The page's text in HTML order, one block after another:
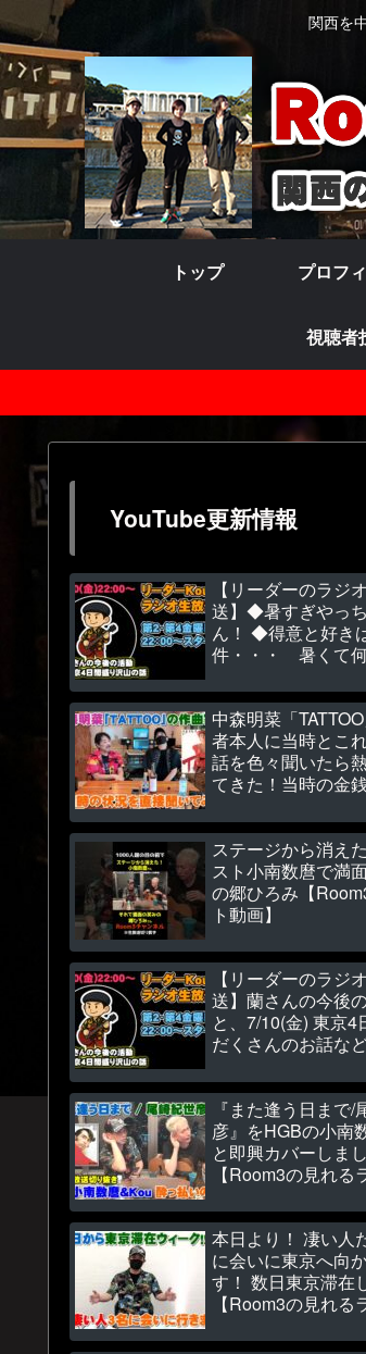
関西を
トップ プロフ
視聴者
YouTube更新情報
【リーダーのラジ
送】◆暑すぎやっ
ん！ ◆得意と好き
件・・・ 暑くて
中森明菜「
者本人に当時とこ
話を色々聞いたら
てきた！当時の金
【Room3の見れる
ステージから消え
スト小南数麿で満
の郷ひろみ【
ト動画】
【リーダーのラジ
送】蘭さんの今後
と、7/10(金) 東京4
だくさんのお話など
『また逢う日まで/
彦』をHGBの小南
と即興カバーしま
【Room3の見れる
本日より！ 凄い人
に会いに東京へ向
す！ 数日東京滞在
【Room3の見れる